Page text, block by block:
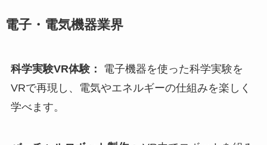
電子・電気機器業界
科学実験VR体験：
電子機器を使った科学実験を
VRで再現し、電気やエネルギーの仕組みを楽しく
学べます。